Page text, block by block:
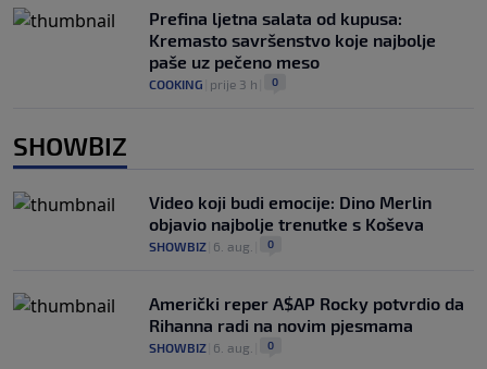
Prefina ljetna salata od kupusa:
Kremasto savršenstvo koje najbolje
paše uz pečeno meso
COOKING prije 3 h 0
SHOWBIZ
Video koji budi emocije: Dino Merlin
objavio najbolje trenutke s Koševa
SHOWBIZ 6. aug. 0
Američki reper A$AP Rocky potvrdio da
Rihanna radi na novim pjesmama
SHOWBIZ 6. aug. 0